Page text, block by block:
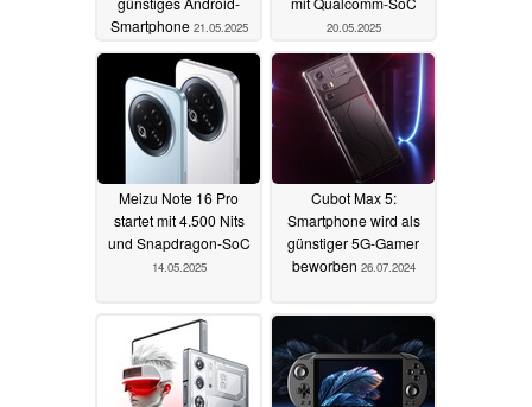
Smartphone 21.05.2025 20.05.2025
Meizu Note 16 Pro
startet mit 4.500 Nits
und Snapdragon-SoC
14.05.2025
Cubot Max 5:
Smartphone wird als
günstiger 5G-Gamer
beworben 26.07.2024